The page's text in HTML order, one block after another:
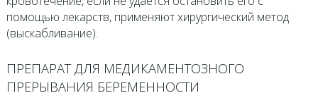
помощью лекарств, применяют хирургический метод
(выскабливание).
ПРЕПАРАТ ДЛЯ МЕДИКАМЕНТОЗНОГО
ПРЕРЫВАНИЯ БЕРЕМЕННОСТИ